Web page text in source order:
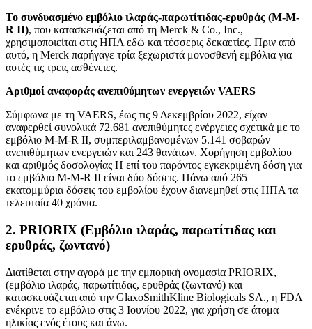
Το συνδυασμένο εμβόλιο ιλαράς-παρωτίτιδας-ερυθράς (M-M-
R II), που κατασκευάζεται από τη Merck & Co., Inc.,
χρησιμοποιείται στις ΗΠΑ εδώ και τέσσερις δεκαετίες. Πριν από
αυτό, η Merck παρήγαγε τρία ξεχωριστά μονοσθενή εμβόλια για
αυτές τις τρεις ασθένειες.
Αριθμοί αναφοράς ανεπιθύμητων ενεργειών VAERS
Σύμφωνα με τη VAERS, έως τις 9 Δεκεμβρίου 2022, είχαν
αναφερθεί συνολικά 72.681 ανεπιθύμητες ενέργειες σχετικά με το
εμβόλιο M-M-R II, συμπεριλαμβανομένων 5.141 σοβαρών
ανεπιθύμητων ενεργειών και 243 θανάτων. Χορήγηση εμβολίου
και αριθμός δοσολογίας Η επί του παρόντος εγκεκριμένη δόση για
το εμβόλιο M-M-R II είναι δύο δόσεις. Πάνω από 265
εκατομμύρια δόσεις του εμβολίου έχουν διανεμηθεί στις ΗΠΑ τα
τελευταία 40 χρόνια.
2. PRIORIX (Εμβόλιο ιλαράς, παρωτίτιδας και
ερυθράς, ζωντανό)
Διατίθεται στην αγορά με την εμπορική ονομασία PRIORIX,
(εμβόλιο ιλαράς, παρωτίτιδας, ερυθράς (ζωντανό) και
κατασκευάζεται από την GlaxoSmithKline Biologicals SA., η FDA
ενέκρινε το εμβόλιο στις 3 Ιουνίου 2022, για χρήση σε άτομα
ηλικίας ενός έτους και άνω.